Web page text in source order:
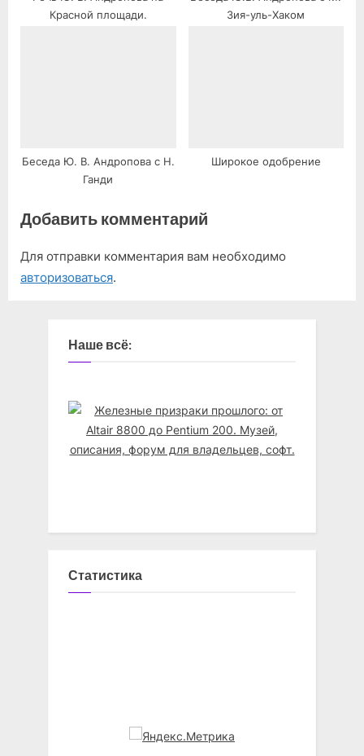
Красной площади.
Зия-уль-Хаком
Беседа Ю. В. Андропова с Н.
Ганди
Широкое одобрение
Добавить комментарий
Для отправки комментария вам необходимо
авторизоваться.
Наше всё:
Статистика